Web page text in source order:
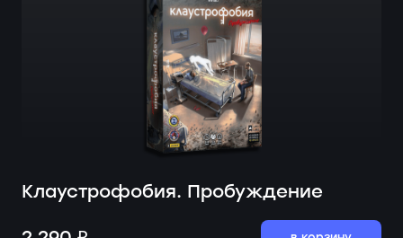
Клаустрофобия. Пробуждение